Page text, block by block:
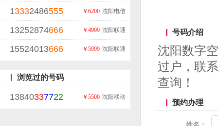
13332486555 沈阳电信
￥6200
13252874666 沈阳联通
￥4999
15524013666 沈阳联通
￥5999
浏览过的号码
13840337722 沈阳移动
￥5500
号码介绍
沈阳数字
过户，联
查询！
预约办理